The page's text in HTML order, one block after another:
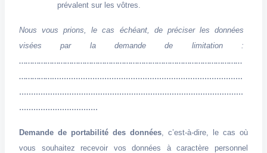
prévalent sur les vôtres.
Nous vous prions, le cas échéant, de préciser les données
visées par la demande de limitation :
…………………………………………………………………………………………
……………................................................................................
..............................................................................................
.................................
Demande de portabilité des données, c’est-à-dire, le cas où
vous souhaitez recevoir vos données à caractère personnel